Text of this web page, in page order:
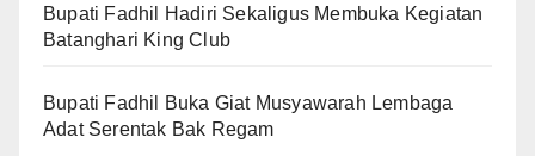
Bupati Fadhil Hadiri Sekaligus Membuka Kegiatan
Batanghari King Club
Bupati Fadhil Buka Giat Musyawarah Lembaga
Adat Serentak Bak Regam